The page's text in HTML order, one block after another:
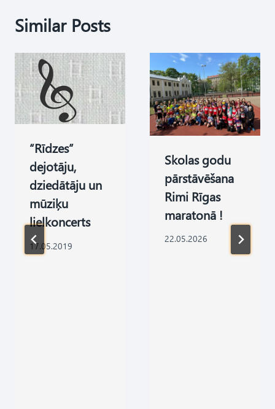
Similar Posts
“Rīdzes”
dejotāju,
dziedātāju un
mūziķu
lielkoncerts
17.05.2019
Skolas godu
pārstāvēšana
Rimi Rīgas
maratonā !
22.05.2026